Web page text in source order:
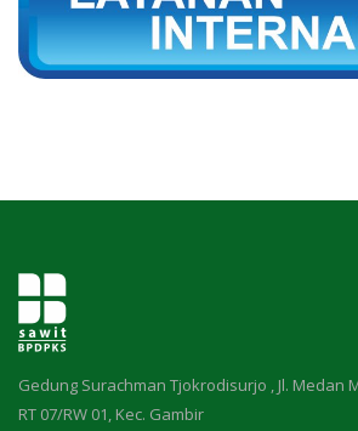
Gedung Surachman Tjokrodisurjo , Jl. Medan
RT 07/RW 01, Kec. Gambir